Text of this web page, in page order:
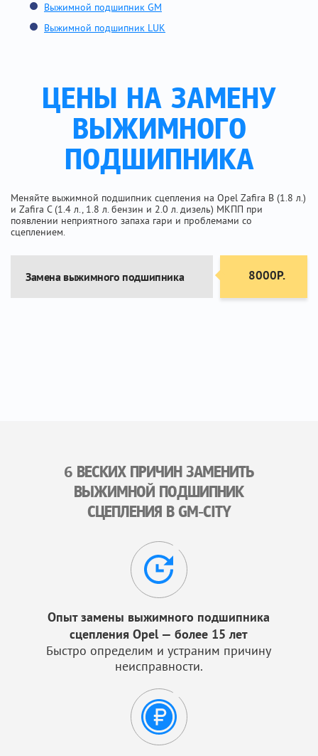
Выжимной подшипник GM
Выжимной подшипник LUK
ЦЕНЫ НА ЗАМЕНУ
ВЫЖИМНОГО
ПОДШИПНИКА
Меняйте выжимной подшипник сцепления на Opel Zafira B (1.8 л.)
и Zafira C (1.4 л., 1.8 л. бензин и 2.0 л. дизель) МКПП при
появлении неприятного запаха гари и проблемами со
сцеплением.
Замена выжимного подшипника 8000Р.
6 ВЕСКИХ ПРИЧИН ЗАМЕНИТЬ
ВЫЖИМНОЙ ПОДШИПНИК
СЦЕПЛЕНИЯ В GM-CITY
Опыт замены выжимного подшипника
сцепления Opel — более 15 лет
Быстро определим и устраним причину
неисправности.